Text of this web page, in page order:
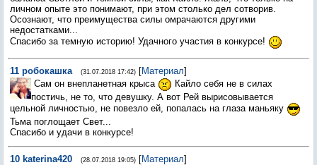
личном опыте это понимают, при этом столько дел сотворив.
Осознают, что преимущества силы омрачаются другими
недостатками...
Спасибо за темную историю! Удачного участия в конкурсе!
11 робокашка (31.07.2018 17:42) [Материал]
Сам он внепланетная крыса
Кайло себя не в силах
постичь, не то, что девушку. А вот Рей вырисовывается
цельной личностью, не повезло ей, попалась на глаза маньяку
Тьма поглощает Свет...
Спасибо и удачи в конкурсе!
10 katerina420 (28.07.2018 19:05) [Материал]